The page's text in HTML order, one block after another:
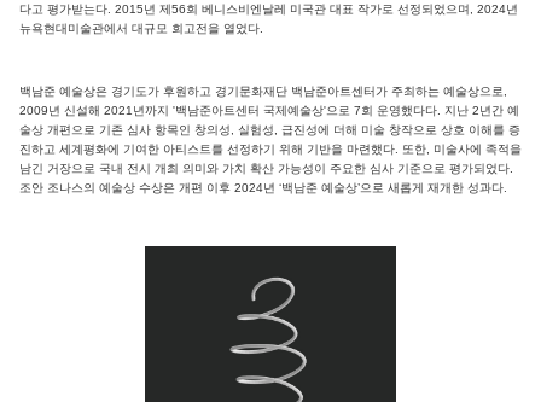
다고 평가받는다. 2015년 제56회 베니스비엔날레 미국관 대표 작가로 선정되었으며, 2024년
뉴욕현대미술관에서 대규모 회고전을 열었다.
백남준 예술상은 경기도가 후원하고 경기문화재단 백남준아트센터가 주최하는 예술상으로,
2009년 신설해 2021년까지 '백남준아트센터 국제예술상'으로 7회 운영했다다. 지난 2년간 예
술상 개편으로 기존 심사 항목인 창의성, 실험성, 급진성에 더해 미술 창작으로 상호 이해를 증
진하고 세계평화에 기여한 아티스트를 선정하기 위해 기반을 마련했다. 또한, 미술사에 족적을
남긴 거장으로 국내 전시 개최 의미와 가치 확산 가능성이 주요한 심사 기준으로 평가되었다.
조안 조나스의 예술상 수상은 개편 이후 2024년 ‘백남준 예술상’으로 새롭게 재개한 성과다.